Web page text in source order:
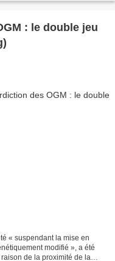
: le double jeu
« suspendant la mise en
modifié », a été
de la proximité de la